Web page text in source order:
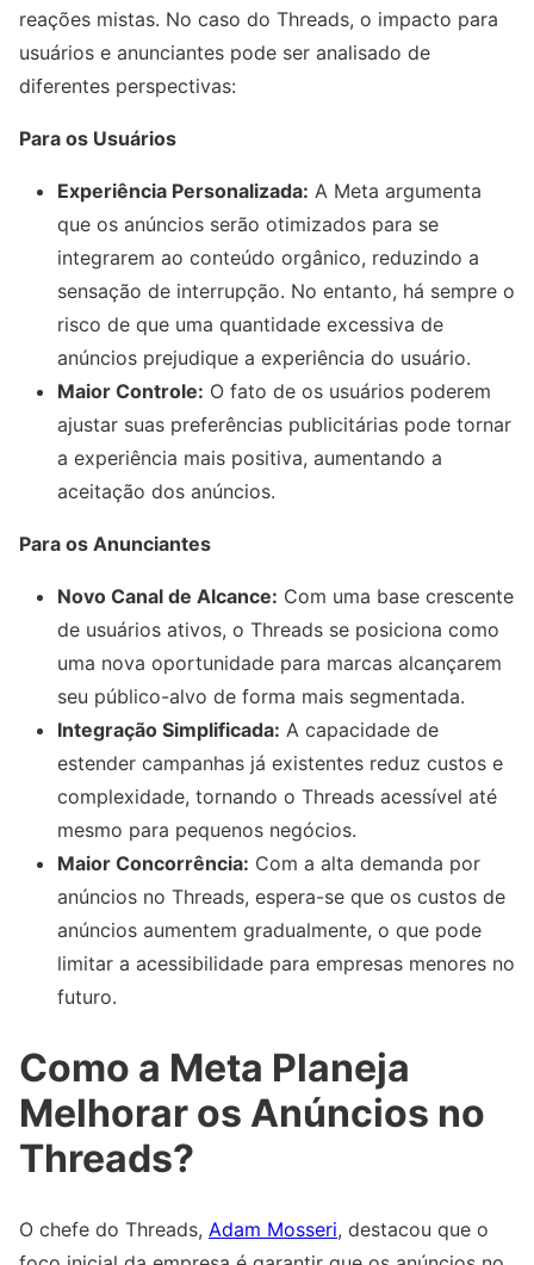
reações mistas. No caso do Threads, o impacto para
usuários e anunciantes pode ser analisado de
diferentes perspectivas:
Para os Usuários
Experiência Personalizada: A Meta argumenta
que os anúncios serão otimizados para se
integrarem ao conteúdo orgânico, reduzindo a
sensação de interrupção. No entanto, há sempre o
risco de que uma quantidade excessiva de
anúncios prejudique a experiência do usuário.
Maior Controle: O fato de os usuários poderem
ajustar suas preferências publicitárias pode tornar
a experiência mais positiva, aumentando a
aceitação dos anúncios.
Para os Anunciantes
Novo Canal de Alcance: Com uma base crescente
de usuários ativos, o Threads se posiciona como
uma nova oportunidade para marcas alcançarem
seu público-alvo de forma mais segmentada.
Integração Simplificada: A capacidade de
estender campanhas já existentes reduz custos e
complexidade, tornando o Threads acessível até
mesmo para pequenos negócios.
Maior Concorrência: Com a alta demanda por
anúncios no Threads, espera-se que os custos de
anúncios aumentem gradualmente, o que pode
limitar a acessibilidade para empresas menores no
futuro.
Como a Meta Planeja
Melhorar os Anúncios no
Threads?
O chefe do Threads, Adam Mosseri, destacou que o